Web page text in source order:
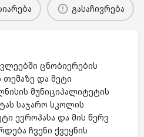
გასაჩივრება
ცნობიერების
თემაზე და მეტი
მუნიციპალიტეტის
საჯარო სკოლის
ევროპასა და მის წერვ
ჩვენი ქვეყნის